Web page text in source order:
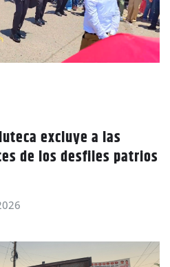
excluye a las
de los desfiles patrios